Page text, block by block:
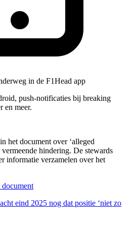
in de F1Head app
push-notificaties bij breaking
en meer.
het document over ‘alleged
hindering. De stewards
informatie verzamelen over het
eind 2025 nog dat positie ‘niet zo